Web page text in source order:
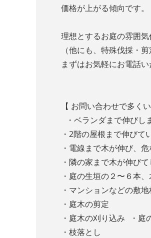
価格が上がる傾向です。
理想とするお庭の雰囲
（他にも、特殊伐採・
まずはお気軽にお電話
【 お問い合わせで多く
・ベランダまで伸びし
・2階の屋根まで伸びて
・電線まで木が伸び、
・隣の家まで木が伸び
・庭の生垣の２〜６本
・マンションなどの敷
・庭木の剪定
・庭木の刈り込み ・
・枝落とし